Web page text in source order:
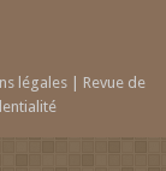
légales
Revue de